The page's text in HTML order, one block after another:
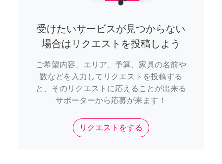
受けたいサービスが見つからない
場合はリクエストを投稿しよう
ご希望内容、エリア、予算、家具の名前や
数などを入力してリクエストを投稿する
と、そのリクエストに応えることが出来る
サポーターから応募が来ます！
リクエストをする